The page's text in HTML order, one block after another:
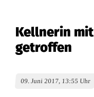
Kellnerin
getroffen
09. Juni 2017, 13:55 Uhr